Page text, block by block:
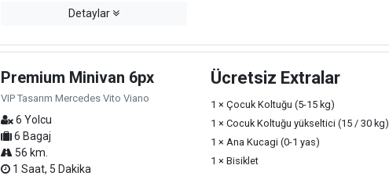
Detaylar
Premium Minivan 6px
VIP Tasarım Mercedes Vito Viano
6 Yolcu
6 Bagaj
56 km.
1 Saat, 5 Dakika
Ücretsiz Extralar
1 × Çocuk Koltuğu (5-15 kg)
1 × Cocuk Koltuğu yükseltici (15 / 30 kg)
1 × Ana Kucagi (0-1 yas)
1 × Bisiklet